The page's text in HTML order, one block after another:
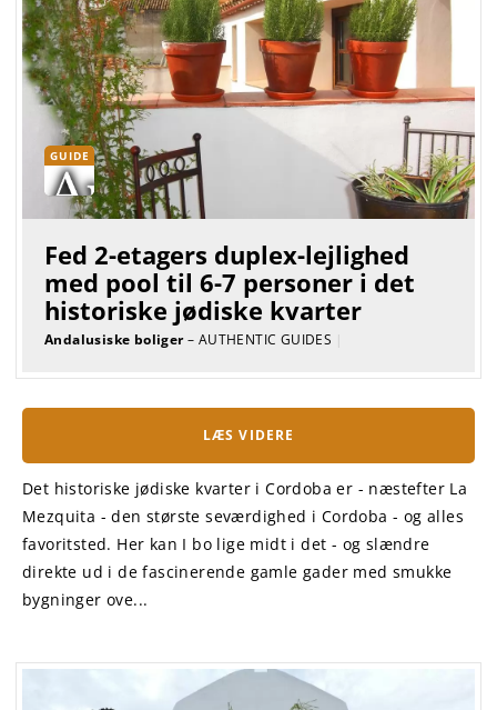
GUIDE
Fed 2-etagers duplex-lejlighed
med pool til 6-7 personer i det
historiske jødiske kvarter
Andalusiske boliger– AUTHENTIC GUIDES |
LÆS VIDERE
Det historiske jødiske kvarter i Cordoba er - næstefter La
Mezquita - den største seværdighed i Cordoba - og alles
favoritsted. Her kan I bo lige midt i det - og slændre
direkte ud i de fascinerende gamle gader med smukke
bygninger ove...